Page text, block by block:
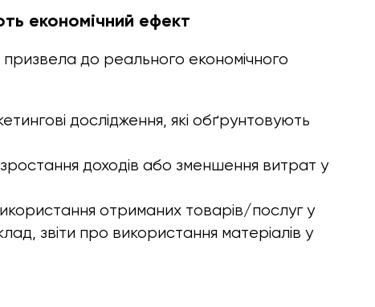
економічний ефект
до реального економічного
дослідження, які обґрунтовують
доходів або зменшення витрат у
отриманих товарів/послуг у
звіти про використання матеріалів у